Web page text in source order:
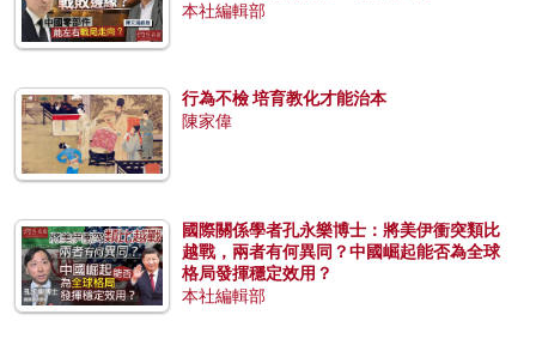
本社編輯部
行為不檢 培育教化才能治本
陳家偉
國際關係學者孔永樂博士：將美伊衝突類比
越戰，兩者有何異同？中國崛起能否為全球
格局發揮穩定效用？
本社編輯部